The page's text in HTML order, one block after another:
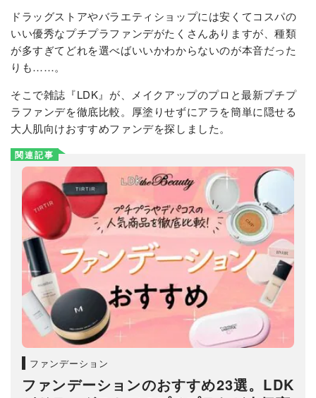
ドラッグストアやバラエティショップには安くてコスパの
いい優秀なプチプラファンデがたくさんありますが、種類
が多すぎてどれを選べばいいかわからないのが本音だった
りも……。
そこで雑誌『LDK』が、メイクアップのプロと最新プチプ
ラファンデを徹底比較。厚塗りせずにアラを簡単に隠せる
大人肌向けおすすめファンデを探しました。
関連記事
ファンデーション
ファンデーションのおすすめ23選。LDK